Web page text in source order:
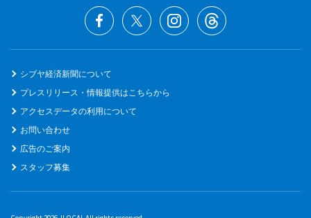
シブヤ経済新聞について
プレスリリース・情報提供はこちらから
アクセスデータの利用について
お問い合わせ
広告のご案内
スタッフ募集